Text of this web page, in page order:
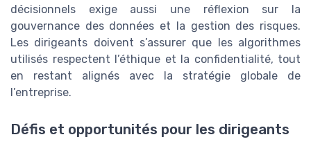
décisionnels exige aussi une réflexion sur la
gouvernance des données et la gestion des risques.
Les dirigeants doivent s’assurer que les algorithmes
utilisés respectent l’éthique et la confidentialité, tout
en restant alignés avec la stratégie globale de
l’entreprise.
Défis et opportunités pour les dirigeants